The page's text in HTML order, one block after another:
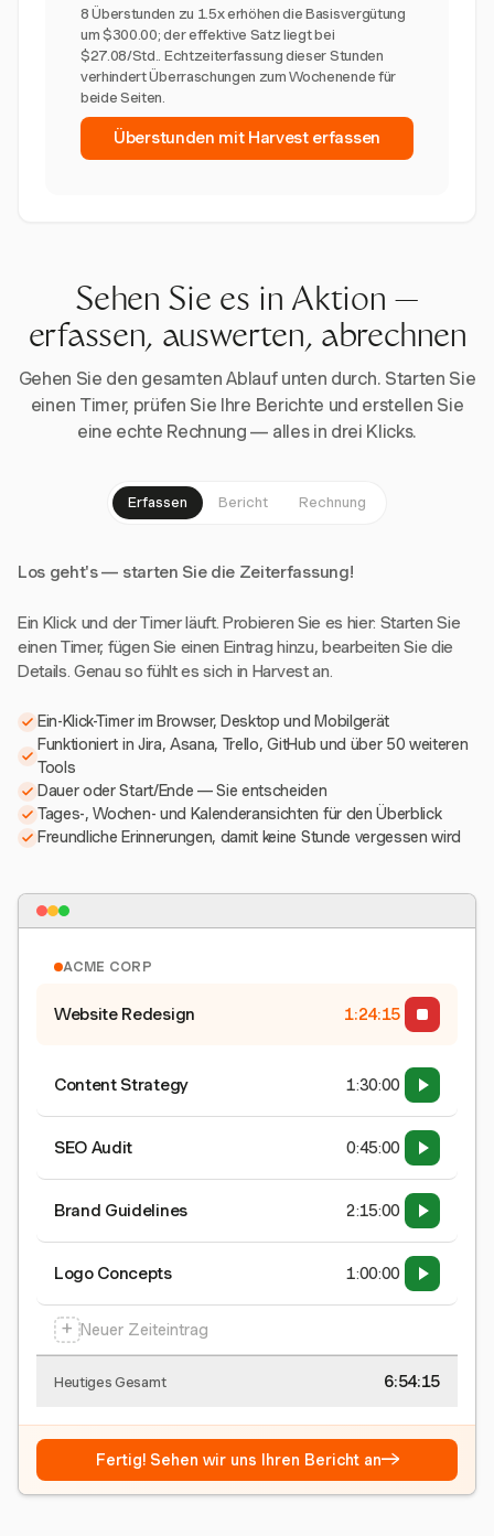
8 Überstunden zu 1.5x erhöhen die Basisvergütung
um $300.00; der effektive Satz liegt bei
$27.08/Std.. Echtzeiterfassung dieser Stunden
verhindert Überraschungen zum Wochenende für
beide Seiten.
Überstunden mit Harvest erfassen
Sehen Sie es in Aktion —
erfassen, auswerten, abrechnen
Gehen Sie den gesamten Ablauf unten durch. Starten Sie
einen Timer, prüfen Sie Ihre Berichte und erstellen Sie
eine echte Rechnung — alles in drei Klicks.
Erfassen Bericht Rechnung
Los geht's — starten Sie die Zeiterfassung!
Ein Klick und der Timer läuft. Probieren Sie es hier: Starten Sie
einen Timer, fügen Sie einen Eintrag hinzu, bearbeiten Sie die
Details. Genau so fühlt es sich in Harvest an.
Ein-Klick-Timer im Browser, Desktop und Mobilgerät
Funktioniert in Jira, Asana, Trello, GitHub und über 50 weiteren
Tools
Dauer oder Start/Ende — Sie entscheiden
Tages-, Wochen- und Kalenderansichten für den Überblick
Freundliche Erinnerungen, damit keine Stunde vergessen wird
ACME CORP
Website Redesign 1:24:15
Content Strategy 1:30:00
SEO Audit 0:45:00
Brand Guidelines 2:15:00
Logo Concepts 1:00:00
+ Neuer Zeiteintrag
Heutiges Gesamt 6:54:15
Fertig! Sehen wir uns Ihren Bericht an→